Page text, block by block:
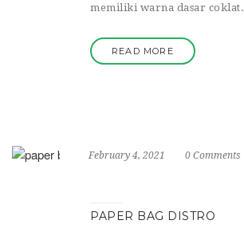
memiliki warna dasar coklat.
READ MORE
February 4, 2021 0 Comments
PAPER BAG DISTRO